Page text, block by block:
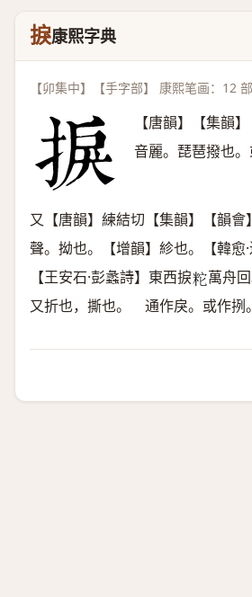
捩康熙字典
【卯集中】【手字部】 康熙笔画：12
【唐韻】【集韻】
音麗。琵琶撥也。
又【唐韻】練結切【集韻】【韻會
聲。拗也。【增韻】紾也。【韓愈·
【王安石·彭蠡詩】東西捩𥹈 萬舟回
又折也，撕也。 通作戾。或作挒